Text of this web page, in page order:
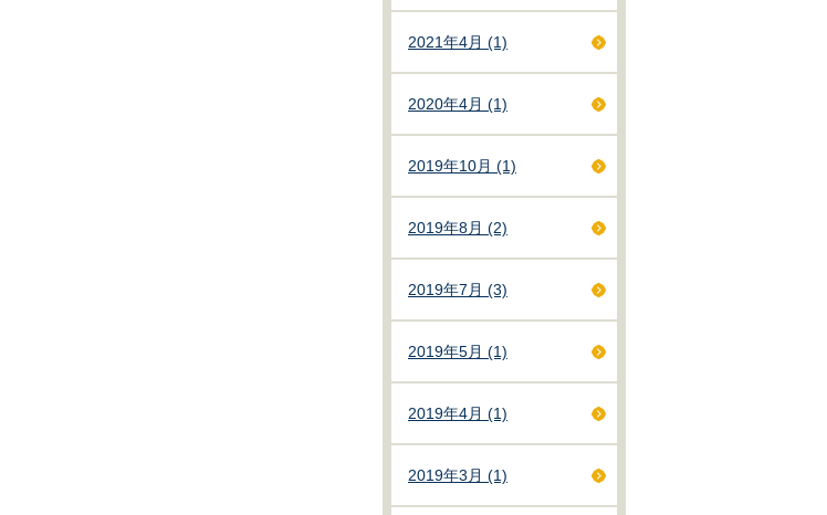
2021年4月 (1)
2020年4月 (1)
2019年10月 (1)
2019年8月 (2)
2019年7月 (3)
2019年5月 (1)
2019年4月 (1)
2019年3月 (1)